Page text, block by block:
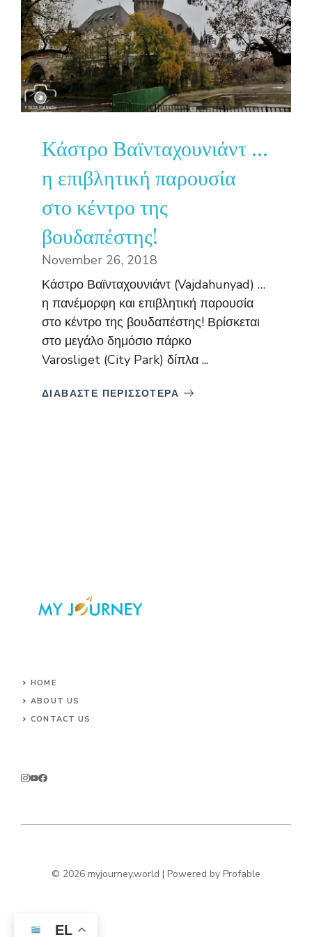
Κάστρο Βαϊνταχουνιάντ …
η επιβλητική παρουσία
στο κέντρο της
βουδαπέστης!
November 26, 2018
Κάστρο Βαϊνταχουνιάντ (Vajdahunyad) …
η πανέμορφη και επιβλητική παρουσία
στο κέντρο της βουδαπέστης! Βρίσκεται
στο μεγάλο δημόσιο πάρκο
Varosliget (City Park) δίπλα ...
ΔΙΑΒΑΣΤΕ ΠΕΡΙΣΣΟΤΕΡΑ
HOME
ABOUT US
CONTACT US
© 2026 myjourney.world | Powered by Profable
EL